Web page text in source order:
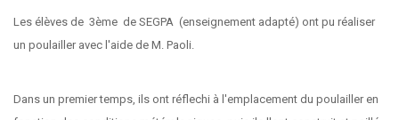
Les élèves de 3ème de SEGPA (enseignement adapté) ont pu réaliser
un poulailler avec l'aide de M. Paoli.
Dans un premier temps, ils ont réflechi à l'emplacement du poulailler en